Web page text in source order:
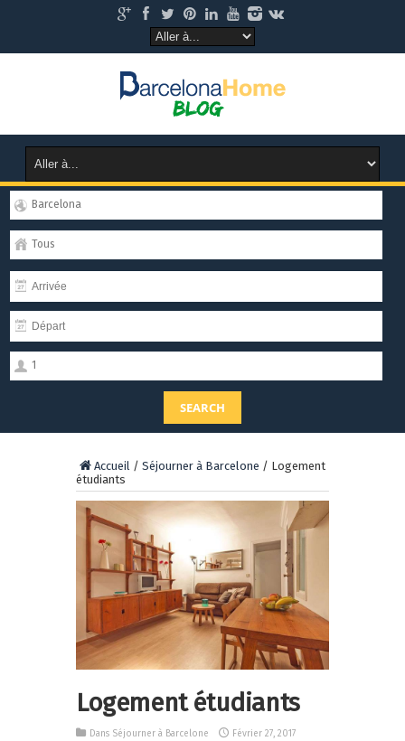
Barcelona
Tous
1
SEARCH
Accueil / Séjourner à Barcelone / Logement
étudiants
Logement étudiants
Dans Séjourner à Barcelone
Février 27, 2017